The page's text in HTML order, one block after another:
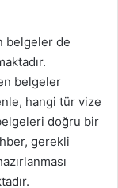
belgeler de
belgeler
hangi tür vize
doğru bir
gerekli